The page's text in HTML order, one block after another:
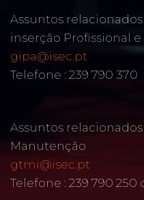
Assuntos
inserção Profissional
gipa@isec.pt
Telefone : 239 790 370
Assuntos
Manutenção
gtmi@isec.pt
Telefone : 239 790 250